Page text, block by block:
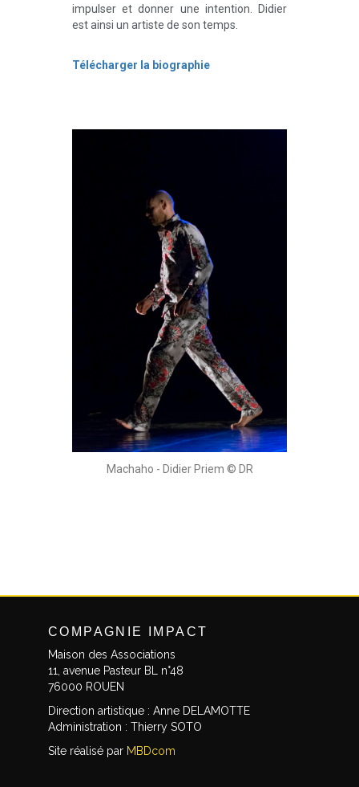
impulser et donner une intention. Didier
est ainsi un artiste de son temps.
Télécharger la biographie
Machaho - Didier Priem © DR
COMPAGNIE IMPACT
Maison des Associations
11, avenue Pasteur BL n°48
76000 ROUEN
Direction artistique : Anne DELAMOTTE
Administration : Thierry SOTO
Site réalisé par MBDcom